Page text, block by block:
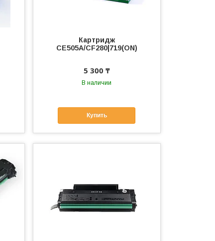
Картридж
СЕ505А/CF280|719(ON)
5 300 ₸
В наличии
Купить